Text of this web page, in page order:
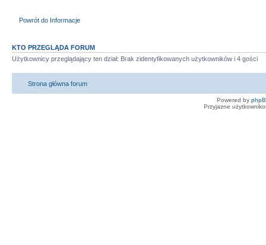
Powrót do Informacje
KTO PRZEGLĄDA FORUM
Użytkownicy przeglądający ten dział: Brak zidentyfikowanych użytkowników i 4 gości
Strona główna forum
Powered by
Przyjazne